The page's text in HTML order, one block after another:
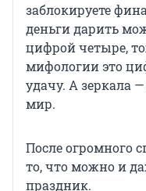
заблокируете
деньги дарить
цифрой четыре,
мифологии это
удачу. А зеркала
мир.
После огромного
то, что можно и
праздник.